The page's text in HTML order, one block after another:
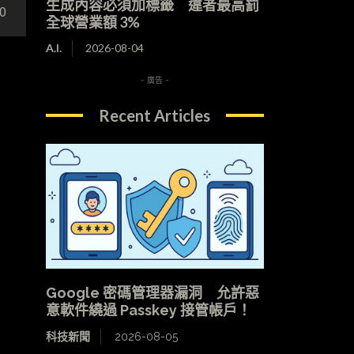
生成內容必須加標籤 違者最高罰
全球營業額 3%
A.I. 2026-08-04
- 廣告 -
Recent Articles
Google 密碼管理器漏洞 允許惡
意軟件繞過 Passkey 接管帳戶！
科技新聞 2026-08-05